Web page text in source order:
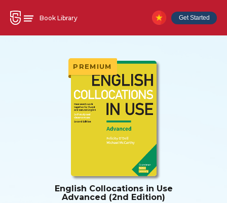
Book Library Get Started
PREMIUM
English Collocations in Use
Advanced (2nd Edition)